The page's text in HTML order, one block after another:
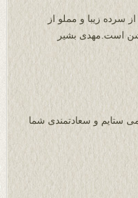
سرده زیبا و مملو از
است.مهدی بشیر
ستایم و سعادتمندی شما